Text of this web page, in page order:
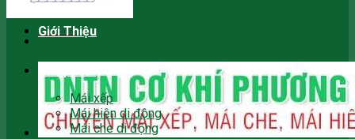
Giới Thiệu
Sản phẩm
Mái xếp
Mái hiên di động
Mái che di động